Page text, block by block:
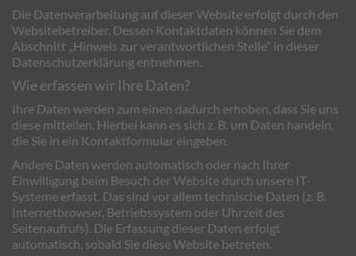
Die Datenverarbeitung auf dieser Website erfolgt durch den
Websitebetreiber. Dessen Kontaktdaten können Sie dem
Abschnitt „Hinweis zur verantwortlichen Stelle“ in dieser
Datenschutzerklärung entnehmen.
Wie erfassen wir Ihre Daten?
Ihre Daten werden zum einen dadurch erhoben, dass Sie uns
diese mitteilen. Hierbei kann es sich z. B. um Daten handeln,
die Sie in ein Kontaktformular eingeben.
Andere Daten werden automatisch oder nach Ihrer
Einwilligung beim Besuch der Website durch unsere IT-
Systeme erfasst. Das sind vor allem technische Daten (z. B.
Internetbrowser, Betriebssystem oder Uhrzeit des
Seitenaufrufs). Die Erfassung dieser Daten erfolgt
automatisch, sobald Sie diese Website betreten.